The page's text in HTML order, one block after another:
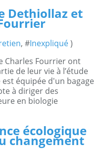
Dethiollaz et
, #Inexpliqué)
Charles Fourrier ont
de leur vie à l’étude
est équipée d'un bagage
à diriger des
en biologie
écologique
changement